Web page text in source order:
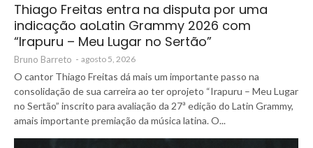
Thiago Freitas entra na disputa por uma
indicação aoLatin Grammy 2026 com
“Irapuru – Meu Lugar no Sertão”
Bruno Barreto - agosto 5, 2026
O cantor Thiago Freitas dá mais um importante passo na
consolidação de sua carreira ao ter oprojeto “Irapuru – Meu Lugar
no Sertão” inscrito para avaliação da 27ª edição do Latin Grammy,
amais importante premiação da música latina. O...